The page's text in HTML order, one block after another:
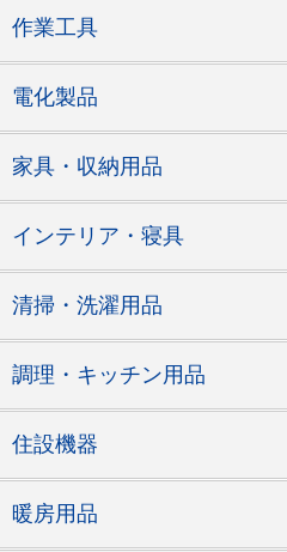
作業工具
電化製品
家具・収納用品
インテリア・寝具
清掃・洗濯用品
調理・キッチン用品
住設機器
暖房用品